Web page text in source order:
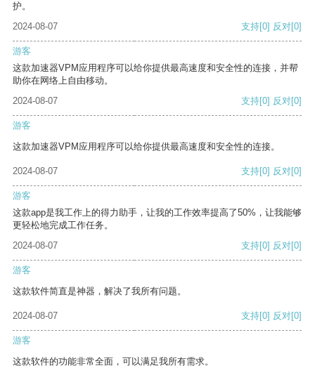
护。
2024-08-07
支持[0] 反对[0]
游客
这款加速器VPM应用程序可以给你提供最高速度和安全性的连接，并帮
助你在网络上自由移动。
2024-08-07
支持[0] 反对[0]
游客
这款加速器VPM应用程序可以给你提供最高速度和安全性的连接。
2024-08-07 支持[0] 反对[0]
游客
这款app是我工作上的得力助手，让我的工作效率提高了50%，让我能够
更轻松地完成工作任务。
2024-08-07
支持[0] 反对[0]
游客
这款软件简直是神器，解决了我所有问题。
2024-08-07 支持[0] 反对[0]
游客
这款软件的功能非常全面，可以满足我所有需求。